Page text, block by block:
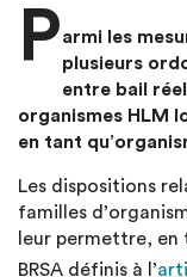
Parmi les
plusieurs
entre bail
organismes HLM
en tant
Les dispositions
familles
leur permettre, en
BRSA définis à l’